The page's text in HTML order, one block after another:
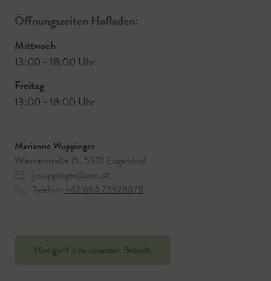
Öffnungszeiten Hofladen:
Mittwoch
13:00 - 18:00 Uhr
Freitag
13:00 - 18:00 Uhr
Marianne Wuppinger
Wiesnerstraße 15, 5301 Eugendorf
j.wuppinger@aon.at
Telefon: +43 664 73978878
Hier geht`s zu unserem Betrieb